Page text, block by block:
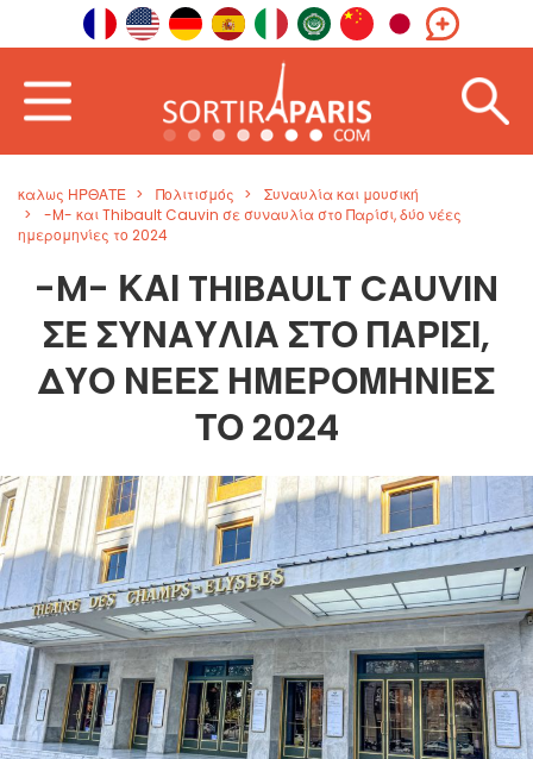
καλως ΗΡΘΑΤΕ Πολιτισμός
Συναυλία και μουσική
-M- και Thibault Cauvin σε συναυλία στο Παρίσι, δύο νέες
ημερομηνίες το 2024
-M- ΚΑΙ THIBAULT CAUVIN
ΣΕ ΣΥΝΑΥΛΊΑ ΣΤΟ ΠΑΡΊΣΙ,
ΔΎΟ ΝΈΕΣ ΗΜΕΡΟΜΗΝΊΕΣ
ΤΟ 2024